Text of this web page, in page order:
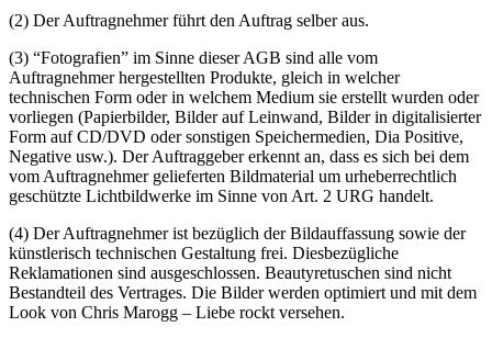
(2) Der Auftragnehmer führt den Auftrag selber aus.
(3) “Fotografien” im Sinne dieser AGB sind alle vom
Auftragnehmer hergestellten Produkte, gleich in welcher
technischen Form oder in welchem Medium sie erstellt wurden oder
vorliegen (Papierbilder, Bilder auf Leinwand, Bilder in digitalisierter
Form auf CD/DVD oder sonstigen Speichermedien, Dia Positive,
Negative usw.). Der Auftraggeber erkennt an, dass es sich bei dem
vom Auftragnehmer gelieferten Bildmaterial um urheberrechtlich
geschützte Lichtbildwerke im Sinne von Art. 2 URG handelt.
(4) Der Auftragnehmer ist bezüglich der Bildauffassung sowie der
künstlerisch technischen Gestaltung frei. Diesbezügliche
Reklamationen sind ausgeschlossen. Beautyretuschen sind nicht
Bestandteil des Vertrages. Die Bilder werden optimiert und mit dem
Look von Chris Marogg – Liebe rockt versehen.